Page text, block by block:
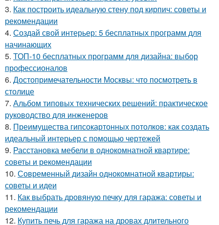
3. Как построить идеальную стену под кирпич: советы и
рекомендации
4. Создай свой интерьер: 5 бесплатных программ для
начинающих
5. ТОП-10 бесплатных программ для дизайна: выбор
профессионалов
6. Достопримечательности Москвы: что посмотреть в
столице
7. Альбом типовых технических решений: практическое
руководство для инженеров
8. Преимущества гипсокартонных потолков: как создать
идеальный интерьер с помощью чертежей
9. Расстановка мебели в однокомнатной квартире:
советы и рекомендации
10. Современный дизайн однокомнатной квартиры:
советы и идеи
11. Как выбрать дровяную печку для гаража: советы и
рекомендации
12. Купить печь для гаража на дровах длительного